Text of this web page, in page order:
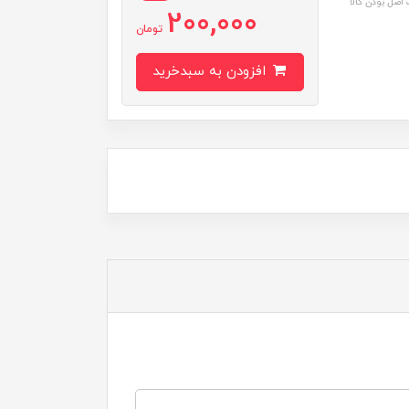
200,000 تومان